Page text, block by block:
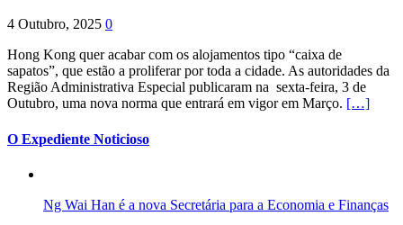
4 Outubro, 2025 0
Hong Kong quer acabar com os alojamentos tipo “caixa de
sapatos”, que estão a proliferar por toda a cidade. As autoridades da
Região Administrativa Especial publicaram na sexta-feira, 3 de
Outubro, uma nova norma que entrará em vigor em Março. […]
O Expediente Noticioso
Ng Wai Han é a nova Secretária para a Economia e Finanças